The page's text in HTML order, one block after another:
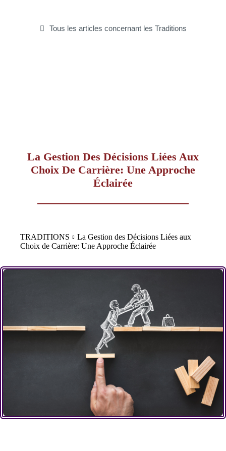
Tous les articles concernant les Traditions
La Gestion Des Décisions Liées Aux
Choix De Carrière: Une Approche
Éclairée
TRADITIONS
La Gestion des Décisions Liées aux
Choix de Carrière: Une Approche Éclairée